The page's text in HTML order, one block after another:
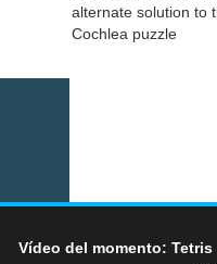
alternate solution to
Cochlea puzzle
Vídeo del momento: Tetris